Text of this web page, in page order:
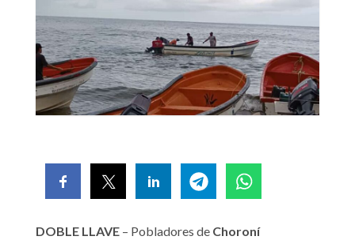
DOBLE LLAVE – Pobladores de Choroní